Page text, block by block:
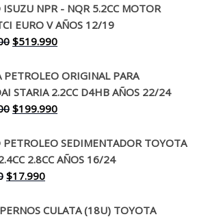
original
era:
$130.000.
actual
es:
$94.990.
ISUZU NPR - NQR 5.2CC MOTOR
EURO V AÑOS 12/19
El
original
era:
$650.000.
$519.990El
actual
es:
$519.990.
PETROLEO ORIGINAL PARA
STARIA 2.2CC D4HB AÑOS 22/24
El
original
era:
$260.000.
$199.990El
actual
es:
PETROLEO SEDIMENTADOR TOYOTA
2.8CC AÑOS 16/24
El
original
$17.990El
actual
CULATA (18U) TOYOTA